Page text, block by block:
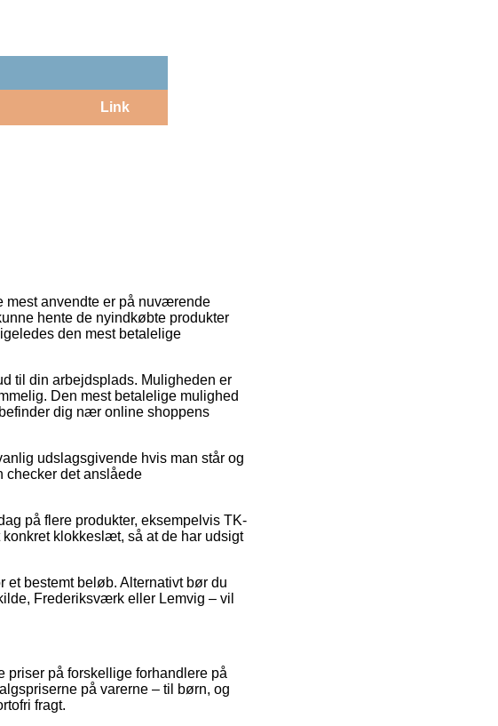
Link
mest anvendte er på nuværende
hente de nyindkøbte produkter
den mest betalelige
til din arbejdsplads. Muligheden er
Den mest betalelige mulighed
dig nær online shoppens
udslagsgivende hvis man står og
checker det anslåede
på flere produkter, eksempelvis TK-
klokkeslæt, så at de har udsigt
et bestemt beløb. Alternativt bør du
Frederiksværk eller Lemvig – vil
priser på forskellige forhandlere på
på varerne – til børn, og
fragt.